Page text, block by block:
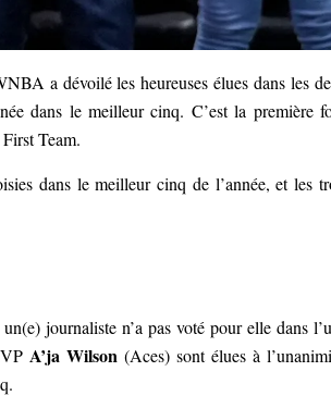
a dévoilé les heureuses élues dans les
dans le meilleur cinq. C’est la première
Team.
dans le meilleur cinq de l’année, et les
journaliste n’a pas voté pour elle dans
A’ja Wilson (Aces) sont élues à